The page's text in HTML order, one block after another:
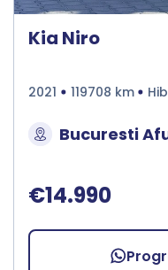
Kia Niro
2021 119708 km
Bucuresti
€14.990